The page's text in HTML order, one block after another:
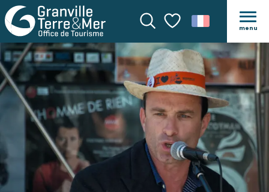
Recherche
Voir les favoris
menu